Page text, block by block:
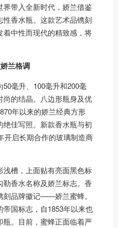
界带入全新时代，娇兰借鉴
香水瓶。这款艺术品镌刻
中性而现代的精致感，将
兰格调
毫升、100毫升和200毫
尚的结晶。八边形瓶身及优
年以来的娇兰经典方形
佳写照。新款香水瓶与初
开启长期合作的玻璃制造商
浅槽，上面贴有亮面黑色标
香水名称及娇兰标志。香
刻品牌徽记——娇兰蜜蜂。
国标志，自1853年以来也
。目前，蜜蜂正面临着严